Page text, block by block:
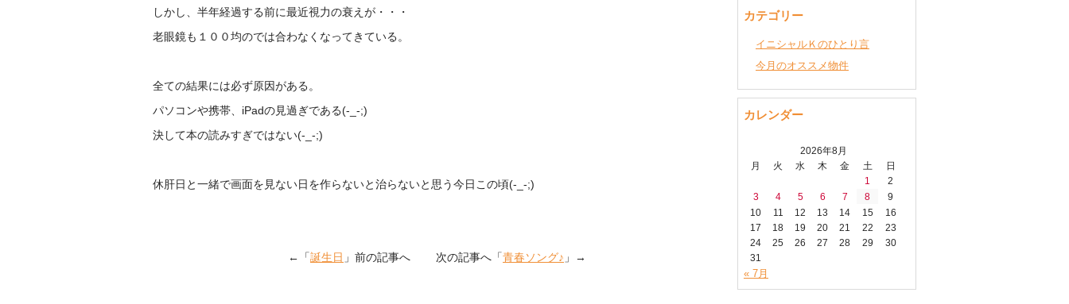
しかし、半年経過する前に最近視力の衰えが・・・
老眼鏡も１００均のでは合わなくなってきている。
全ての結果には必ず原因がある。
パソコンや携帯、iPadの見過ぎである(-_-;)
決して本の読みすぎではない(-_-;)
休肝日と一緒で画面を見ない日を作らないと治らないと思う今日この頃(-_-;)
←「誕生日 」前の記事へ 次の記事へ「青春ソング♪ 」→
カテゴリー
イニシャルＫのひとり言
今月のオススメ物件
カレンダー
2026年8月
月
火 水 木 金 土
日
1
2
3
4 5 6 7 8
9
10
11 12 13 14 15
16
17
18 19 20 21 22
23
24
25 26 27 28 29
30
31
« 7月